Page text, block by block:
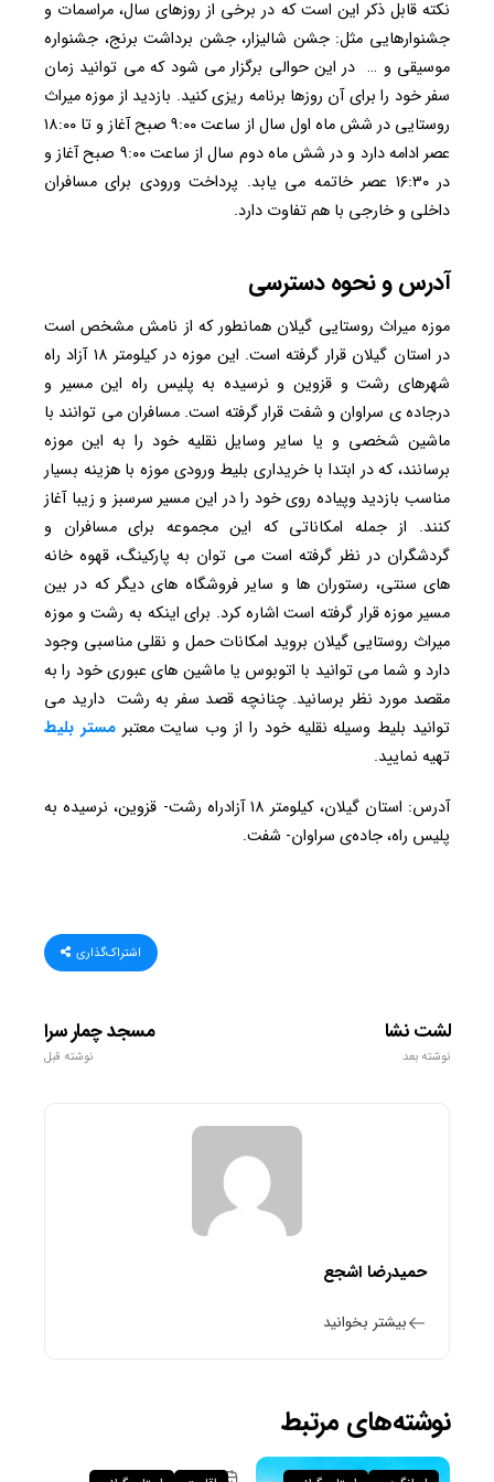
نکته قابل ذکر این است که در برخی از روزهای سال، مراسمات و
جشنوارهایی مثل: جشن شالیزار، جشن برداشت برنج، جشنواره
موسیقی و … در این حوالی برگزار می شود که می توانید زمان
سفر خود را برای آن روزها برنامه ریزی کنید. بازدید از موزه میراث
روستایی در شش ماه اول سال از ساعت ۹:۰۰ صبح آغاز و تا ۱۸:۰۰
عصر ادامه دارد و در شش ماه دوم سال از ساعت ۹:۰۰ صبح آغاز و
در ۱۶:۳۰ عصر خاتمه می یابد. پرداخت ورودی برای مسافران
داخلی و خارجی با هم تفاوت دارد.
آدرس و نحوه دسترسی
موزه میراث روستایی گیلان همانطور که از نامش مشخص است
در استان گیلان قرار گرفته است. این موزه در کیلومتر ۱۸ آزاد راه
شهرهای رشت و قزوین و نرسیده به پلیس راه این مسیر و
درجاده ی سراوان و شفت قرار گرفته است. مسافران می توانند با
ماشین شخصی و یا سایر وسایل نقلیه خود را به این موزه
برسانند، که در ابتدا با خریداری بلیط ورودی موزه با هزینه بسیار
مناسب بازدید وپیاده روی خود را در این مسیر سرسبز و زیبا آغاز
کنند. از جمله امکاناتی که این مجموعه برای مسافران و
گردشگران در نظر گرفته است می توان به پارکینگ، قهوه خانه
های سنتی، رستوران ها و سایر فروشگاه های دیگر که در بین
مسیر موزه قرار گرفته است اشاره کرد. برای اینکه به رشت و موزه
میراث روستایی گیلان بروید امکانات حمل و نقلی مناسبی وجود
دارد و شما می توانید با اتوبوس یا ماشین های عبوری خود را به
مقصد مورد نظر برسانید. چنانچه قصد سفر به رشت دارید می
توانید بلیط وسیله نقلیه خود را از وب سایت معتبرمستر بلیط
تهیه نمایید.
آدرس: استان گیلان، کیلومتر ۱۸ آزادراه رشت- قزوین، نرسیده به
پلیس راه، جاده‌‏ی سراوان- شفت.
اشتراک‌گذاری
مسجد چمار سرا
نوشته قبل
لشت نشا
نوشته بعد
حمیدرضا اشجع
بیشتر بخوانید
نوشته‌های مرتبط